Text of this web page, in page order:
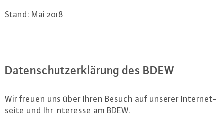
Stand: Mai 2018
Da­ten­schutz­er­klä­rung des BDEW
Wir freuen uns über Ihren Besuch auf unserer In­ter­net­
sei­te und Ihr Interesse am BDEW.